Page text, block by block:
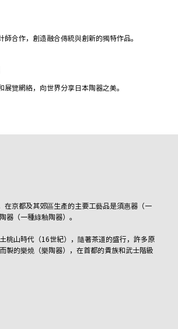
師合作，創造融合傳統與創新的獨特作品。
展覽網絡，向世界分享日本陶器之美。
在京都及其郊區生產的主要工藝品是須惠器（一
器（一種綠釉陶器）。
桃山時代（16世紀），隨著茶道的盛行，許多原
製的樂燒（樂陶器），在首都的貴族和武士階級